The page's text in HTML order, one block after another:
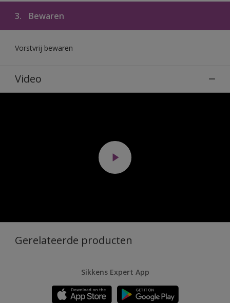
3. Bewaren
Vorstvrij bewaren
Video
Gerelateerde producten
Sikkens Expert App